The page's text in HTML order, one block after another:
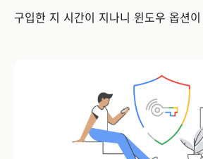
구입한 지 시간이 지나니 윈도우 옵션